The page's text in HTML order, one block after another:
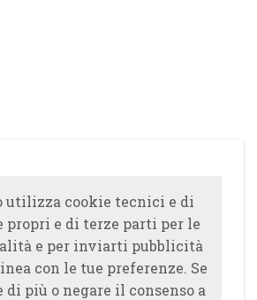
utilizza cookie tecnici e di
propri e di terze parti per le
e per inviarti pubblicità
con le tue preferenze. Se
di più o negare il consenso a